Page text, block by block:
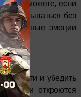
сможете, если
и срываться без
эмоции
и убедить
вами откроются